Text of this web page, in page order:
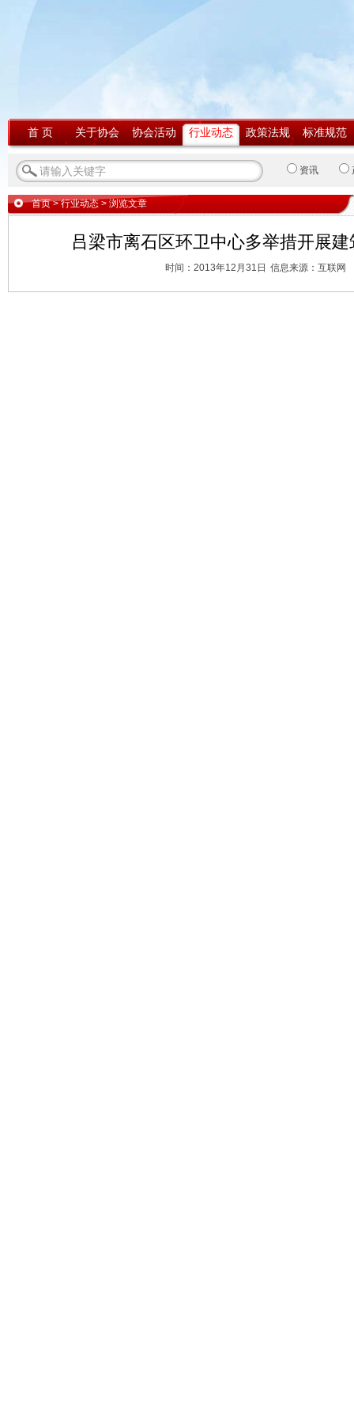
首 页 关于协会 协会活动 行业动态 政策法规 标准规范
资讯
首页>行业动态 > 浏览文章
吕梁市离石区环卫中心多举措开展
时间：2013年12月31日 信息来源：互联网